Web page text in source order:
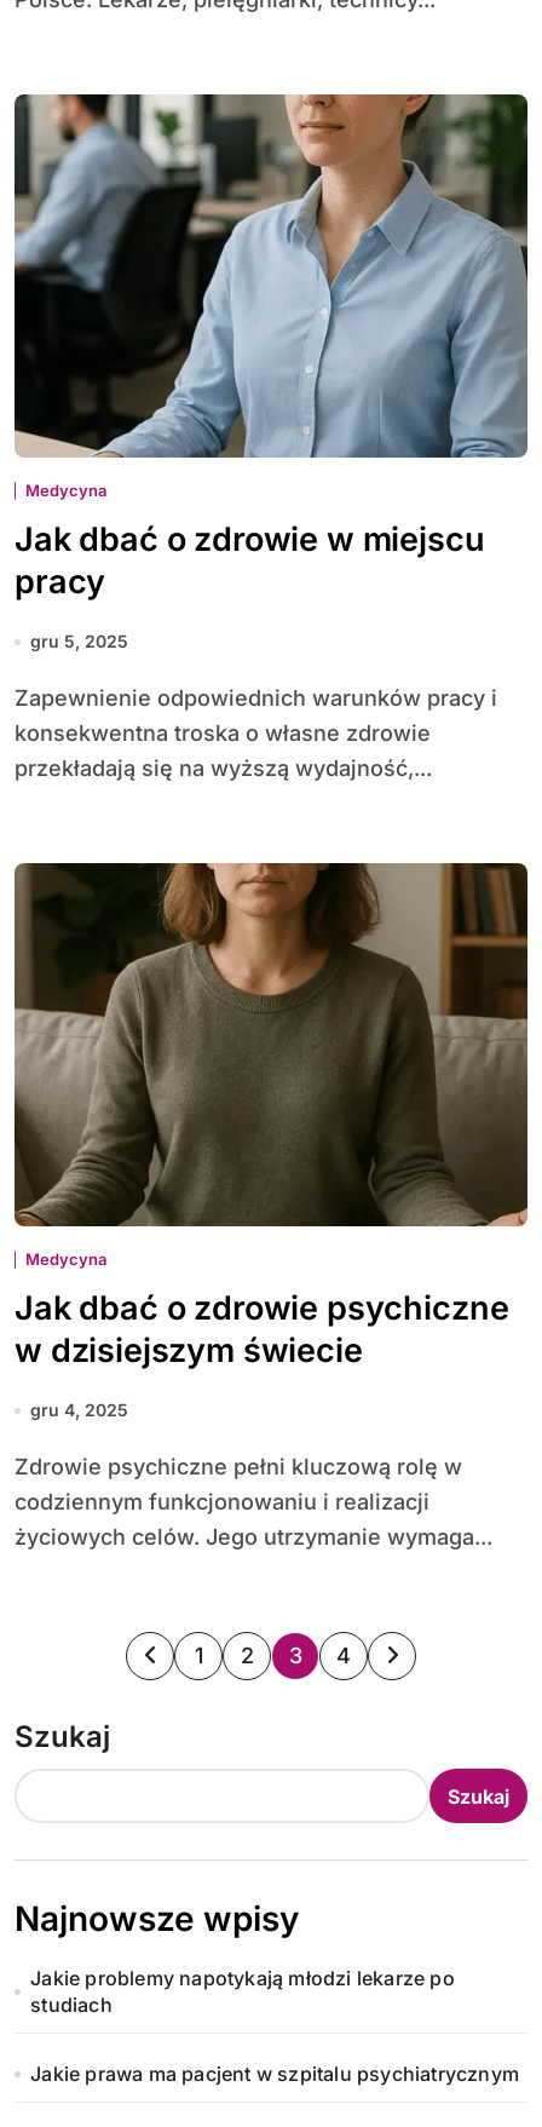
Medycyna
Jak dbać o zdrowie w miejscu
pracy
gru 5, 2025
Zapewnienie odpowiednich warunków pracy i
konsekwentna troska o własne zdrowie
przekładają się na wyższą wydajność,...
Medycyna
Jak dbać o zdrowie psychiczne
w dzisiejszym świecie
gru 4, 2025
Zdrowie psychiczne pełni kluczową rolę w
codziennym funkcjonowaniu i realizacji
życiowych celów. Jego utrzymanie wymaga...
S
n
i
o
a
1 2 3 4
Szukaj
Szukaj
Najnowsze wpisy
Jakie problemy napotykają młodzi lekarze po
studiach
Jakie prawa ma pacjent w szpitalu psychiatrycznym